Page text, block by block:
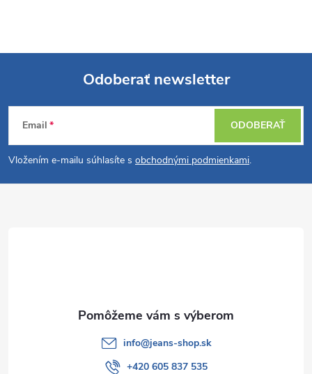
Z
á
p
Odoberať newsletter
Email
Vložením e-mailu súhlasíte s obchodnými podmienkami.
ODOBERAŤ
info@jeans-shop.sk
+420 605 837 535